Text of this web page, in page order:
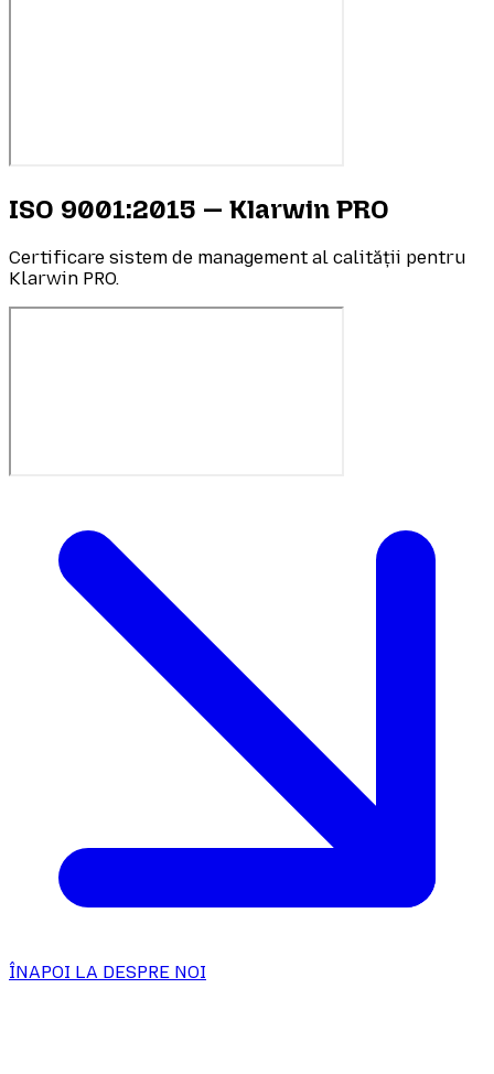
ISO 9001:2015 — Klarwin PRO
Certificare sistem de management al calității pentru
Klarwin PRO.
ÎNAPOI LA DESPRE NOI